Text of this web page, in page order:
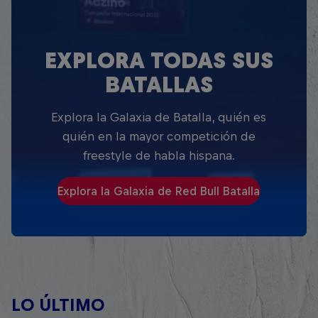
EXPLORA TODAS SUS
BATALLAS
Explora la Galaxia de Batalla, quién es
quién en la mayor competición de
freestyle de habla hispana.
Explora la Galaxia de Red Bull Batalla
LO ÚLTIMO